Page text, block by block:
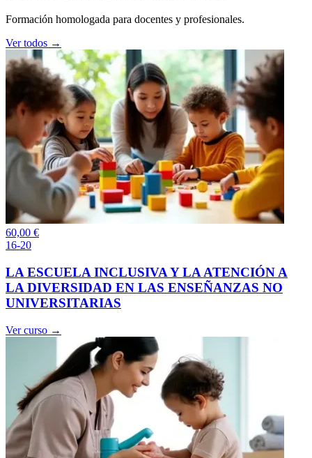
Formación homologada para docentes y profesionales.
Ver todos →
60,00 €
16-20
LA ESCUELA INCLUSIVA Y LA ATENCIÓN A
LA DIVERSIDAD EN LAS ENSEÑANZAS NO
UNIVERSITARIAS
Ver curso →